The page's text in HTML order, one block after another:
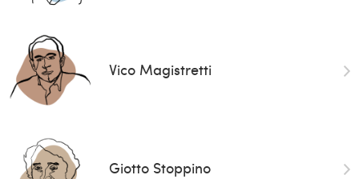
Vico Magistretti
Giotto Stoppino